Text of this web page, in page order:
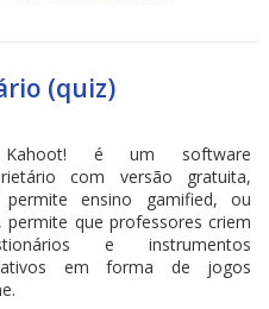
(quiz)
é um software
com versão gratuita,
permite ensino gamified, ou
permite que professores criem
e instrumentos
em forma de jogos